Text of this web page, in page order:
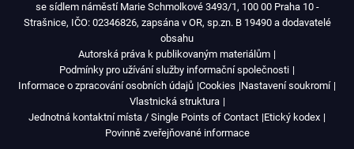
se sídlem náměstí Marie Schmolkové 3493/1, 100 00 Praha 10 -
Strašnice, IČO: 02346826, zapsána v OR, sp.zn. B 19490 a dodavatelé
obsahu
Autorská práva k publikovaným materiálům
Podmínky pro užívání služby informační společnosti
Informace o zpracování osobních údajů Cookies Nastavení soukromí
Vlastnická struktura
Jednotná kontaktní místa / Single Points of Contact Etický kodex
Povinně zveřejňované informace